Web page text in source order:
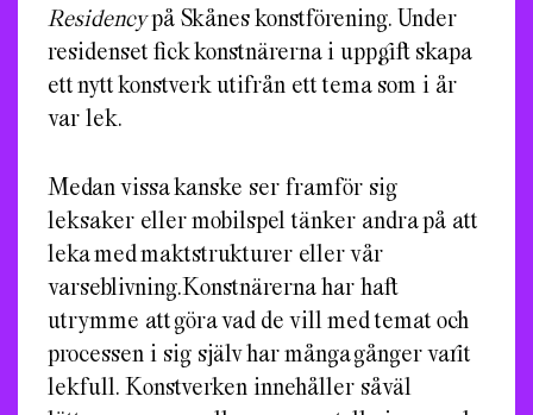
Residencypå Skånes konstförening. Under
residenset fick konstnärerna i uppgift skapa
ett nytt konstverk utifrån ett tema som i år
var lek.
Medan vissa kanske ser framför sig
leksaker eller mobilspel tänker andra på att
leka med maktstrukturer eller vår
varseblivning.Konstnärerna har haft
utrymme att göra vad de vill med temat och
processen i sig själv har många gånger varit
lekfull. Konstverken innehåller såväl